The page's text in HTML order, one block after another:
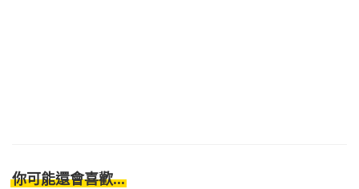
你可能還會喜歡...